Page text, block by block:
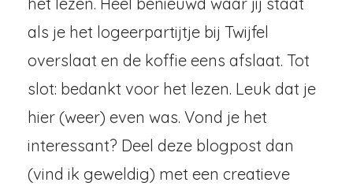
als je het logeerpartijtje bij Twijfel
overslaat en de koffie eens afslaat. Tot
slot: bedankt voor het lezen. Leuk dat je
hier (weer) even was. Vond je het
interessant? Deel deze blogpost dan
(vind ik geweldig) met een creatieve